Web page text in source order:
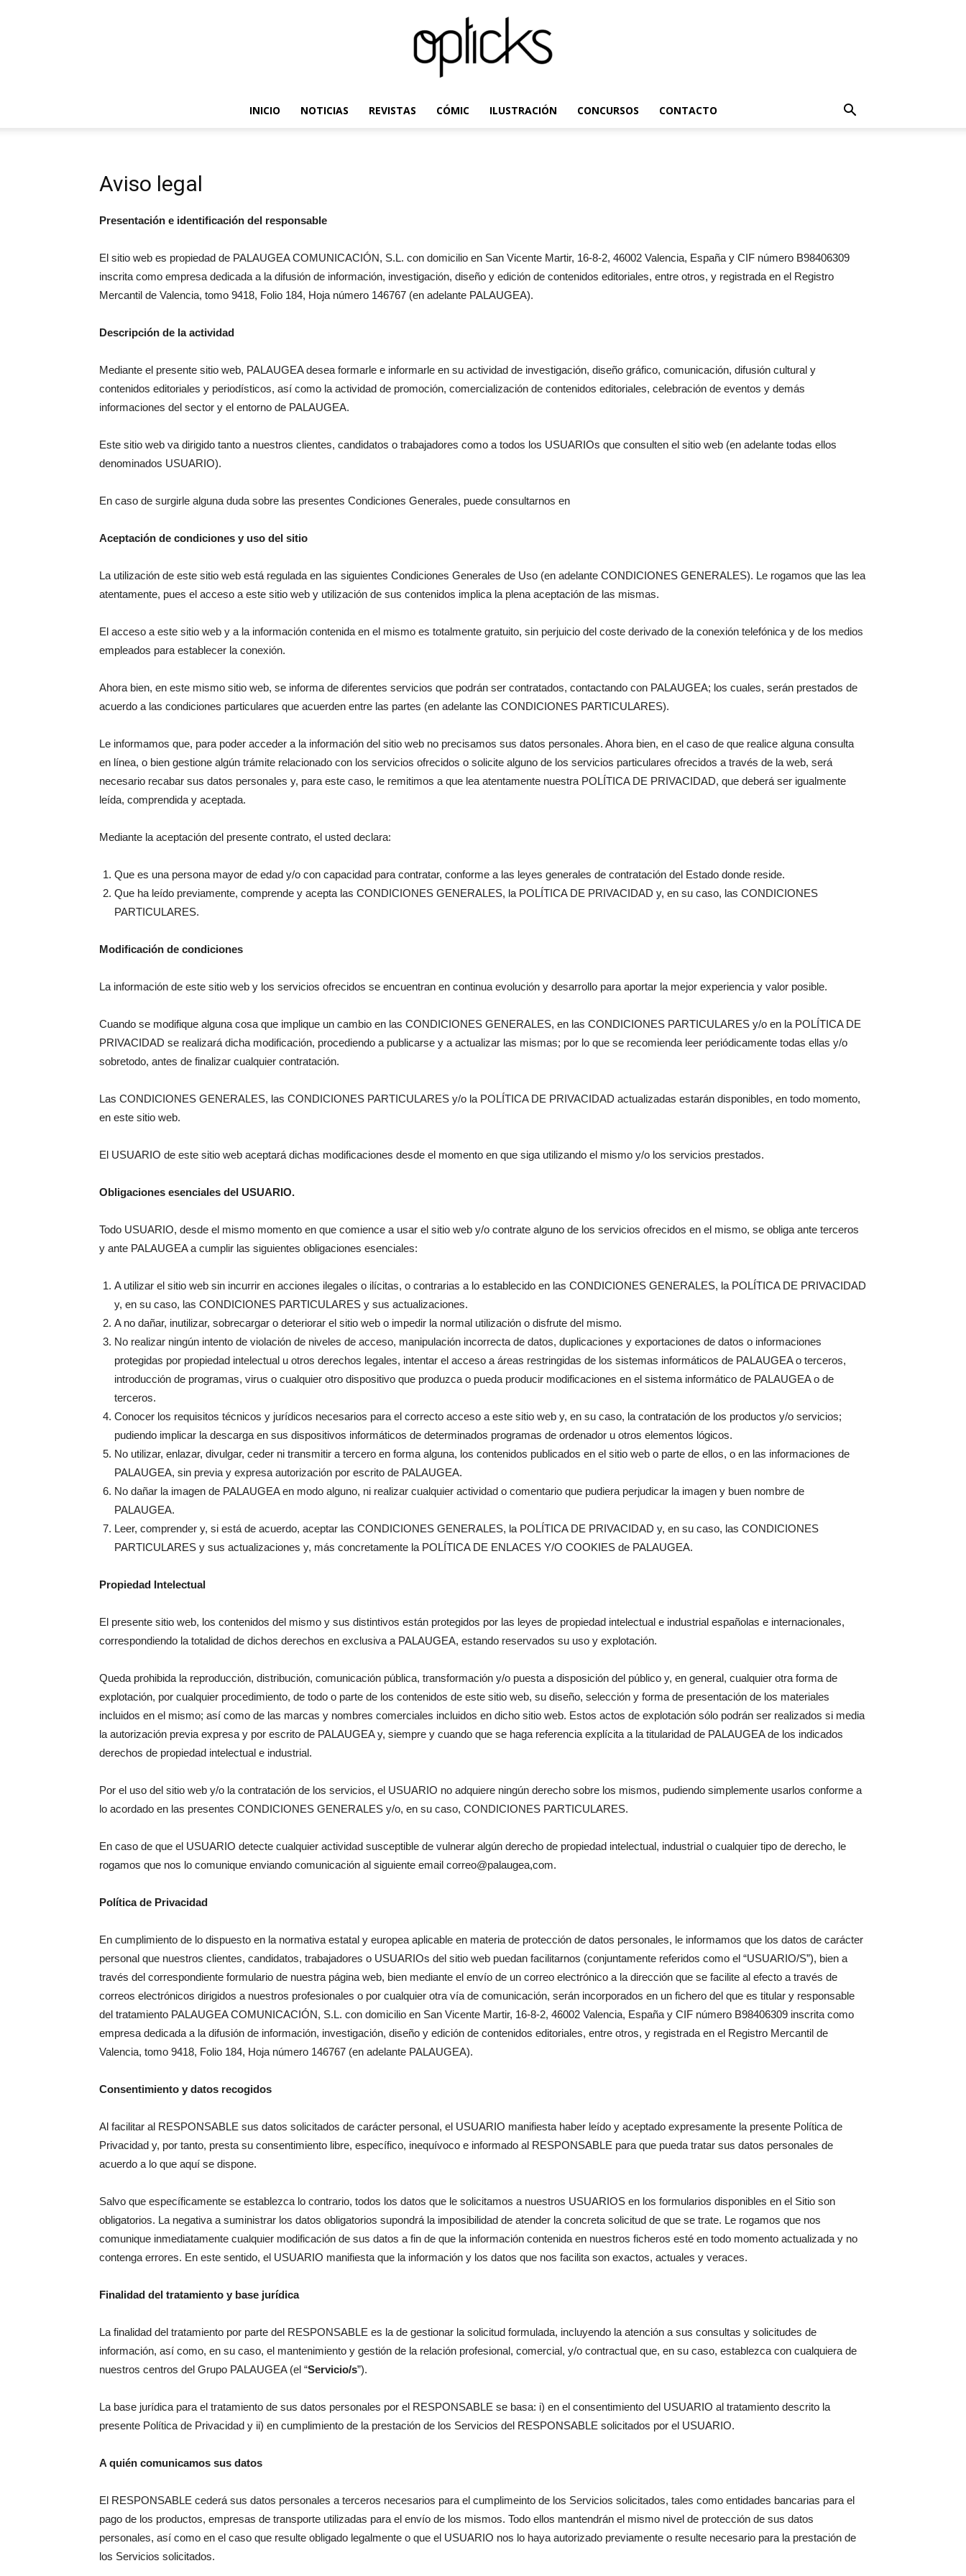
INICIO NOTICIAS REVISTAS CÓMIC ILUSTRACIÓN CONCURSOS CONTACTO
Aviso legal
Presentación e identificación del responsable
El sitio web es propiedad de PALAUGEA COMUNICACIÓN, S.L. con domicilio en San Vicente Martir, 16-8-2, 46002 Valencia, España y CIF número B98406309
inscrita como empresa dedicada a la difusión de información, investigación, diseño y edición de contenidos editoriales, entre otros, y registrada en el Registro
Mercantil de Valencia, tomo 9418, Folio 184, Hoja número 146767 (en adelante PALAUGEA).
Descripción de la actividad
Mediante el presente sitio web, PALAUGEA desea formarle e informarle en su actividad de investigación, diseño gráfico, comunicación, difusión cultural y
contenidos editoriales y periodísticos, así como la actividad de promoción, comercialización de contenidos editoriales, celebración de eventos y demás
informaciones del sector y el entorno de PALAUGEA.
Este sitio web va dirigido tanto a nuestros clientes, candidatos o trabajadores como a todos los USUARIOs que consulten el sitio web (en adelante todas ellos
denominados USUARIO).
En caso de surgirle alguna duda sobre las presentes Condiciones Generales, puede consultarnos en
Aceptación de condiciones y uso del sitio
La utilización de este sitio web está regulada en las siguientes Condiciones Generales de Uso (en adelante CONDICIONES GENERALES). Le rogamos que las lea
atentamente, pues el acceso a este sitio web y utilización de sus contenidos implica la plena aceptación de las mismas.
El acceso a este sitio web y a la información contenida en el mismo es totalmente gratuito, sin perjuicio del coste derivado de la conexión telefónica y de los medios
empleados para establecer la conexión.
Ahora bien, en este mismo sitio web, se informa de diferentes servicios que podrán ser contratados, contactando con PALAUGEA; los cuales, serán prestados de
acuerdo a las condiciones particulares que acuerden entre las partes (en adelante las CONDICIONES PARTICULARES).
Le informamos que, para poder acceder a la información del sitio web no precisamos sus datos personales. Ahora bien, en el caso de que realice alguna consulta
en línea, o bien gestione algún trámite relacionado con los servicios ofrecidos o solicite alguno de los servicios particulares ofrecidos a través de la web, será
necesario recabar sus datos personales y, para este caso, le remitimos a que lea atentamente nuestra POLÍTICA DE PRIVACIDAD, que deberá ser igualmente
leída, comprendida y aceptada.
Mediante la aceptación del presente contrato, el usted declara:
Que es una persona mayor de edad y/o con capacidad para contratar, conforme a las leyes generales de contratación del Estado donde reside.
Que ha leído previamente, comprende y acepta las CONDICIONES GENERALES, la POLÍTICA DE PRIVACIDAD y, en su caso, las CONDICIONES
PARTICULARES.
Modificación de condiciones
La información de este sitio web y los servicios ofrecidos se encuentran en continua evolución y desarrollo para aportar la mejor experiencia y valor posible.
Cuando se modifique alguna cosa que implique un cambio en las CONDICIONES GENERALES, en las CONDICIONES PARTICULARES y/o en la POLÍTICA DE
PRIVACIDAD se realizará dicha modificación, procediendo a publicarse y a actualizar las mismas; por lo que se recomienda leer periódicamente todas ellas y/o
sobretodo, antes de finalizar cualquier contratación.
Las CONDICIONES GENERALES, las CONDICIONES PARTICULARES y/o la POLÍTICA DE PRIVACIDAD actualizadas estarán disponibles, en todo momento,
en este sitio web.
El USUARIO de este sitio web aceptará dichas modificaciones desde el momento en que siga utilizando el mismo y/o los servicios prestados.
Obligaciones esenciales del USUARIO.
Todo USUARIO, desde el mismo momento en que comience a usar el sitio web y/o contrate alguno de los servicios ofrecidos en el mismo, se obliga ante terceros
y ante PALAUGEA a cumplir las siguientes obligaciones esenciales:
A utilizar el sitio web sin incurrir en acciones ilegales o ilícitas, o contrarias a lo establecido en las CONDICIONES GENERALES, la POLÍTICA DE PRIVACIDAD
y, en su caso, las CONDICIONES PARTICULARES y sus actualizaciones.
A no dañar, inutilizar, sobrecargar o deteriorar el sitio web o impedir la normal utilización o disfrute del mismo.
No realizar ningún intento de violación de niveles de acceso, manipulación incorrecta de datos, duplicaciones y exportaciones de datos o informaciones
protegidas por propiedad intelectual u otros derechos legales, intentar el acceso a áreas restringidas de los sistemas informáticos de PALAUGEA o terceros,
introducción de programas, virus o cualquier otro dispositivo que produzca o pueda producir modificaciones en el sistema informático de PALAUGEA o de
terceros.
Conocer los requisitos técnicos y jurídicos necesarios para el correcto acceso a este sitio web y, en su caso, la contratación de los productos y/o servicios;
pudiendo implicar la descarga en sus dispositivos informáticos de determinados programas de ordenador u otros elementos lógicos.
No utilizar, enlazar, divulgar, ceder ni transmitir a tercero en forma alguna, los contenidos publicados en el sitio web o parte de ellos, o en las informaciones de
PALAUGEA, sin previa y expresa autorización por escrito de PALAUGEA.
No dañar la imagen de PALAUGEA en modo alguno, ni realizar cualquier actividad o comentario que pudiera perjudicar la imagen y buen nombre de
PALAUGEA.
Leer, comprender y, si está de acuerdo, aceptar las CONDICIONES GENERALES, la POLÍTICA DE PRIVACIDAD y, en su caso, las CONDICIONES
PARTICULARES y sus actualizaciones y, más concretamente la POLÍTICA DE ENLACES Y/O COOKIES de PALAUGEA.
Propiedad Intelectual
El presente sitio web, los contenidos del mismo y sus distintivos están protegidos por las leyes de propiedad intelectual e industrial españolas e internacionales,
correspondiendo la totalidad de dichos derechos en exclusiva a PALAUGEA, estando reservados su uso y explotación.
Queda prohibida la reproducción, distribución, comunicación pública, transformación y/o puesta a disposición del público y, en general, cualquier otra forma de
explotación, por cualquier procedimiento, de todo o parte de los contenidos de este sitio web, su diseño, selección y forma de presentación de los materiales
incluidos en el mismo; así como de las marcas y nombres comerciales incluidos en dicho sitio web. Estos actos de explotación sólo podrán ser realizados si media
la autorización previa expresa y por escrito de PALAUGEA y, siempre y cuando que se haga referencia explícita a la titularidad de PALAUGEA de los indicados
derechos de propiedad intelectual e industrial.
Por el uso del sitio web y/o la contratación de los servicios, el USUARIO no adquiere ningún derecho sobre los mismos, pudiendo simplemente usarlos conforme a
lo acordado en las presentes CONDICIONES GENERALES y/o, en su caso, CONDICIONES PARTICULARES.
En caso de que el USUARIO detecte cualquier actividad susceptible de vulnerar algún derecho de propiedad intelectual, industrial o cualquier tipo de derecho, le
rogamos que nos lo comunique enviando comunicación al siguiente email correo@palaugea,com.
Política de Privacidad
En cumplimiento de lo dispuesto en la normativa estatal y europea aplicable en materia de protección de datos personales, le informamos que los datos de carácter
personal que nuestros clientes, candidatos, trabajadores o USUARIOs del sitio web puedan facilitarnos (conjuntamente referidos como el “USUARIO/S”), bien a
través del correspondiente formulario de nuestra página web, bien mediante el envío de un correo electrónico a la dirección que se facilite al efecto a través de
correos electrónicos dirigidos a nuestros profesionales o por cualquier otra vía de comunicación, serán incorporados en un fichero del que es titular y responsable
del tratamiento PALAUGEA COMUNICACIÓN, S.L. con domicilio en San Vicente Martir, 16-8-2, 46002 Valencia, España y CIF número B98406309 inscrita como
empresa dedicada a la difusión de información, investigación, diseño y edición de contenidos editoriales, entre otros, y registrada en el Registro Mercantil de
Valencia, tomo 9418, Folio 184, Hoja número 146767 (en adelante PALAUGEA).
Consentimiento y datos recogidos
Al facilitar al RESPONSABLE sus datos solicitados de carácter personal, el USUARIO manifiesta haber leído y aceptado expresamente la presente Política de
Privacidad y, por tanto, presta su consentimiento libre, específico, inequívoco e informado al RESPONSABLE para que pueda tratar sus datos personales de
acuerdo a lo que aquí se dispone.
Salvo que específicamente se establezca lo contrario, todos los datos que le solicitamos a nuestros USUARIOS en los formularios disponibles en el Sitio son
obligatorios. La negativa a suministrar los datos obligatorios supondrá la imposibilidad de atender la concreta solicitud de que se trate. Le rogamos que nos
comunique inmediatamente cualquier modificación de sus datos a fin de que la información contenida en nuestros ficheros esté en todo momento actualizada y no
contenga errores. En este sentido, el USUARIO manifiesta que la información y los datos que nos facilita son exactos, actuales y veraces.
Finalidad del tratamiento y base jurídica
La finalidad del tratamiento por parte del RESPONSABLE es la de gestionar la solicitud formulada, incluyendo la atención a sus consultas y solicitudes de
información, así como, en su caso, el mantenimiento y gestión de la relación profesional, comercial, y/o contractual que, en su caso, establezca con cualquiera de
nuestros centros del Grupo PALAUGEA (el “Servicio/s”).
La base jurídica para el tratamiento de sus datos personales por el RESPONSABLE se basa: i) en el consentimiento del USUARIO al tratamiento descrito la
presente Política de Privacidad y ii) en cumplimiento de la prestación de los Servicios del RESPONSABLE solicitados por el USUARIO.
A quién comunicamos sus datos
El RESPONSABLE cederá sus datos personales a terceros necesarios para el cumplimeinto de los Servicios solicitados, tales como entidades bancarias para el
pago de los productos, empresas de transporte utilizadas para el envío de los mismos. Todo ellos mantendrán el mismo nivel de protección de sus datos
personales, así como en el caso que resulte obligado legalmente o que el USUARIO nos lo haya autorizado previamente o resulte necesario para la prestación de
los Servicios solicitados.